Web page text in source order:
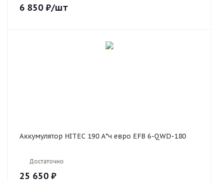
6 850 ₽/шт
Аккумулятор HITEC 190 А*ч евро EFB 6-QWD-180
Достаточно
25 650 ₽